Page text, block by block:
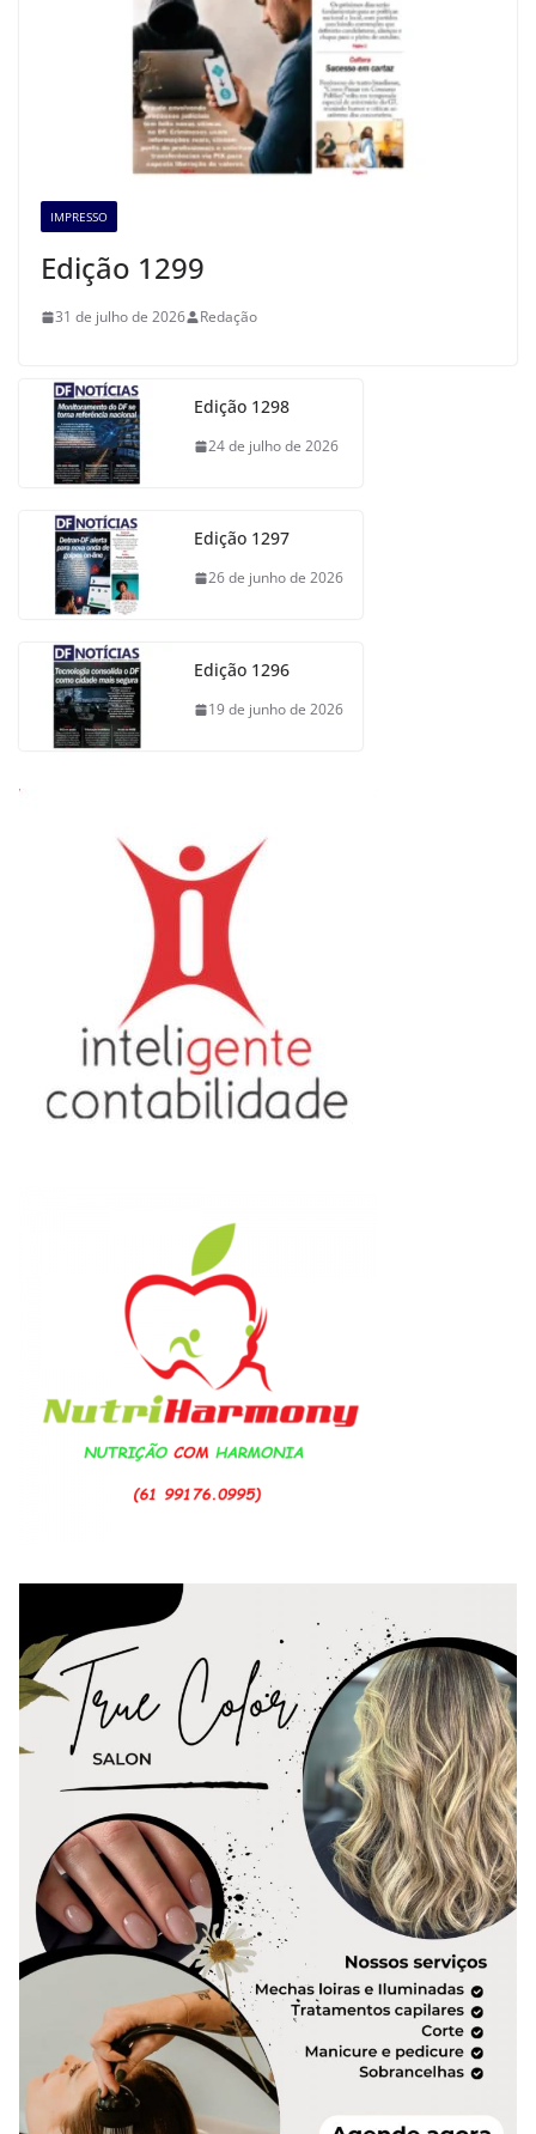
IMPRESSO
Edição 1299
31 de julho de 2026 Redação
Edição 1298
24 de julho de 2026
Edição 1297
26 de junho de 2026
Edição 1296
19 de junho de 2026